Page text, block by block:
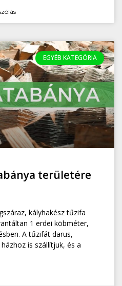
EGYÉB KATEGÓRIA
területére
kályhakész tűzifa
1 erdei köbméter,
A tűzifát darus,
is szállítjuk, és a